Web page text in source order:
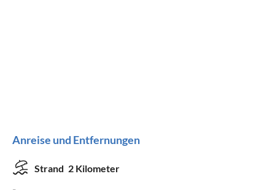
Anreise und Entfernungen
Strand 2 Kilometer